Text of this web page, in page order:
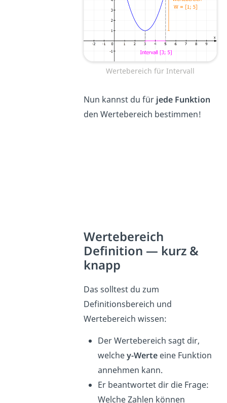
Wertebereich für Intervall
Nun kannst du für jede Funktion
den Wertebereich bestimmen!
Wertebereich
Definition — kurz &
knapp
Das solltest du zum
Definitionsbereich und
Wertebereich wissen:
Der Wertebereich sagt dir,
welchey-Werte eine Funktion
annehmen kann.
Er beantwortet dir die Frage:
Welche Zahlen können